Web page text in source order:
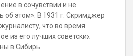
в сочувствии и не
об этом». В 1931 г. Скримджер
что во время
из его лучших советских
в Сибирь.